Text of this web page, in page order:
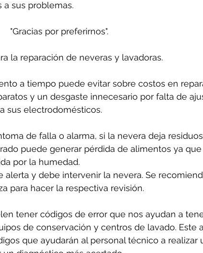
sus problemas.
"Gracias por preferirnos".
la reparación de neveras y lavadoras.
a tiempo puede evitar sobre costos en
y un desgaste innecesario por falta de
sus electrodomésticos.
de falla o alarma, si la nevera deja
puede generar pérdida de alimentos ya que
por la humedad.
alerta y debe intervenir la nevera. Se
para hacer la respectiva revisión.
tener códigos de error que nos ayudan a
de conservación y centros de lavado. Este
que ayudarán al personal técnico a realizar